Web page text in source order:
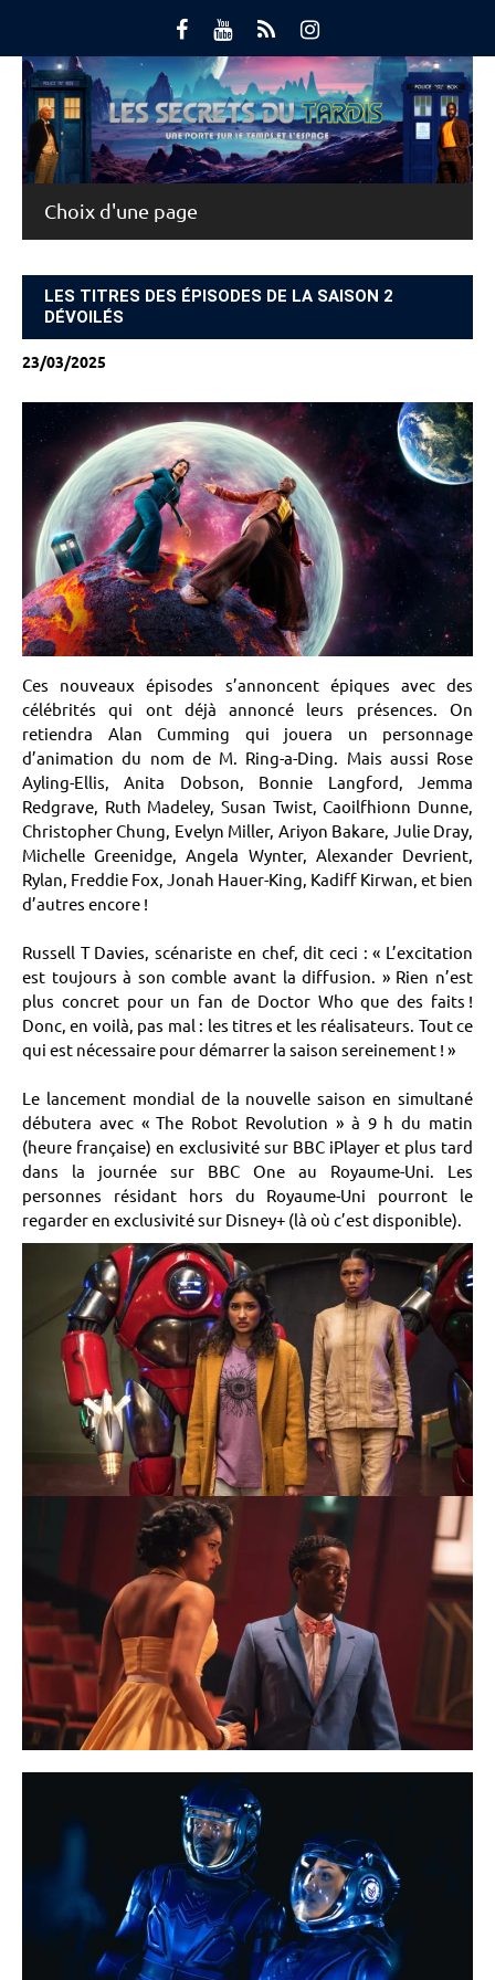
content
Main Menu
LES TITRES DES ÉPISODES DE LA SAISON 2
DÉVOILÉS
23/03/2025
Ces nouveaux épisodes s’annoncent épiques avec des
célébrités qui ont déjà annoncé leurs présences. On
retiendra Alan Cumming qui jouera un personnage
d’animation du nom de M. Ring-a-Ding. Mais aussi Rose
Ayling-Ellis, Anita Dobson, Bonnie Langford, Jemma
Redgrave, Ruth Madeley, Susan Twist, Caoilfhionn Dunne,
Christopher Chung, Evelyn Miller, Ariyon Bakare, Julie Dray,
Michelle Greenidge, Angela Wynter, Alexander Devrient,
Rylan, Freddie Fox, Jonah Hauer-King, Kadiff Kirwan, et bien
d’autres encore !
Russell T Davies, scénariste en chef, dit ceci : « L’excitation
est toujours à son comble avant la diffusion. » Rien n’est
plus concret pour un fan de Doctor Who que des faits !
Donc, en voilà, pas mal : les titres et les réalisateurs. Tout ce
qui est nécessaire pour démarrer la saison sereinement ! »
Le lancement mondial de la nouvelle saison en simultané
débutera avec « The Robot Revolution » à 9 h du matin
(heure française) en exclusivité sur BBC iPlayer et plus tard
dans la journée sur BBC One au Royaume-Uni. Les
personnes résidant hors du Royaume-Uni pourront le
regarder en exclusivité sur Disney+ (là où c’est disponible).